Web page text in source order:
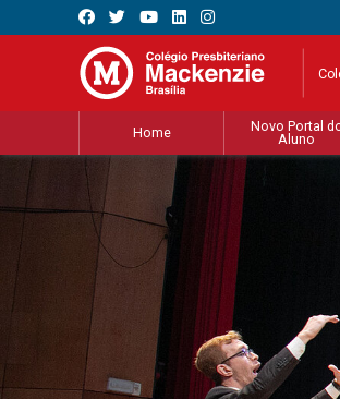
Home
Novo Portal
Aluno